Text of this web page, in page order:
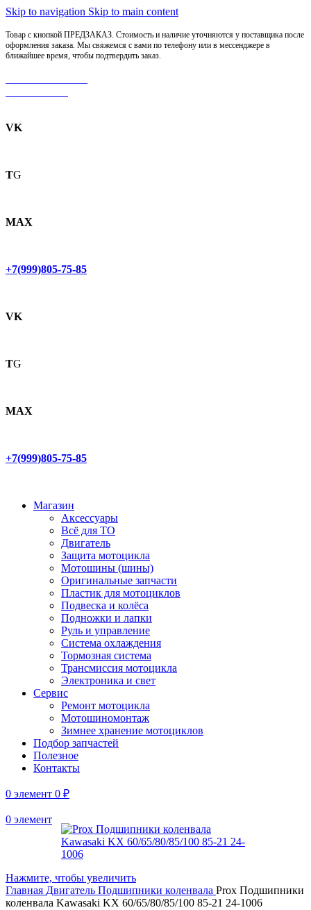
Skip to navigation Skip to main content
Товар с кнопкой ПРЕДЗАКАЗ. Стоимость и наличие уточняются у поставщика после
оформления заказа. Мы свяжемся с вами по телефону или в мессенджере в
ближайшее время, чтобы подтвердить заказ.
VK
TG
MAX
+7(999)805-75-85
VK
TG
MAX
+7(999)805-75-85
Магазин
Аксессуары
Всё для ТО
Двигатель
Защита мотоцикла
Мотошины (шины)
Оригинальные запчасти
Пластик для мотоциклов
Подвеска и колёса
Подножки и лапки
Руль и управление
Система охлаждения
Тормозная система
Трансмиссия мотоцикла
Электроника и свет
Сервис
Ремонт мотоцикла
Мотошиномонтаж
Зимнее хранение мотоциклов
Подбор запчастей
Полезное
Контакты
0 элемент 0 ₽
0 элемент
Нажмите, чтобы увеличить
Главная Двигатель Подшипники коленвала Prox Подшипники
коленвала Kawasaki KX 60/65/80/85/100 85-21 24-1006